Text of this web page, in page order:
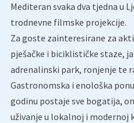
Mediteran svaka dva tjedna u
trodnevne filmske projekcije.
Za goste zainteresirane za
pješačke i biciklističke staze,
adrenalinski park, ronjenje te
Gastronomska i enološka
godinu postaje sve bogatija,
uživanje u lokalnoj i modernoj